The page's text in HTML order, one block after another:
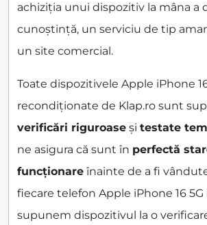
achiziția unui dispozitiv la mâna a
cunoștință, un serviciu de tip
un site comercial.
Toate dispozitivele Apple iPhone
recondiționate de Klap.ro sunt
verificări riguroase și testate
ne asigura că sunt în perfectă
funcționare înainte de a fi
fiecare telefon Apple iPhone 16
supunem dispozitivul la o